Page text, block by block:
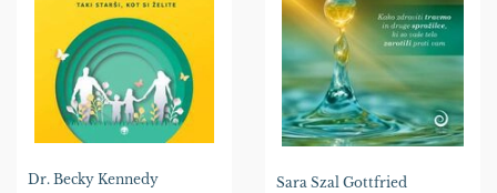
Dr. Becky Kennedy Sara Szal Gottfried